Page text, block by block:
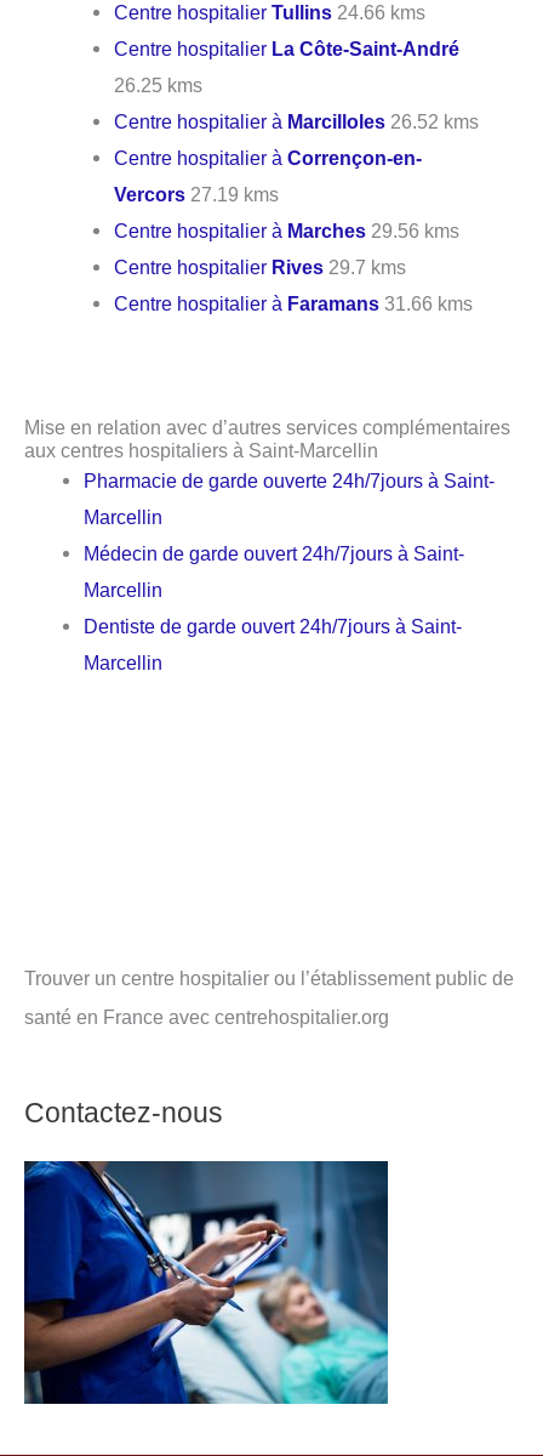
Centre hospitalierTullins 24.66 kms
Centre hospitalier La Côte-Saint-André
26.25 kms
Centre hospitalier à Marcilloles 26.52 kms
Centre hospitalier àCorrençon-en-
Vercors 27.19 kms
Centre hospitalier à Marches 29.56 kms
Centre hospitalier Rives 29.7 kms
Centre hospitalier à Faramans 31.66 kms
Mise en relation avec d’autres services complémentaires
aux centres hospitaliers à Saint-Marcellin
Pharmacie de garde ouverte 24h/7jours à Saint-
Marcellin
Médecin de garde ouvert 24h/7jours à Saint-
Marcellin
Dentiste de garde ouvert 24h/7jours à Saint-
Marcellin
Trouver un centre hospitalier ou l’établissement public de
santé en France avec centrehospitalier.org
Contactez-nous